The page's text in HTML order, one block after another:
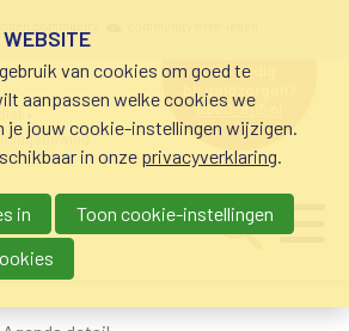
•
hulp nodig
bij geldzorgen?
0800-8115.nl
WEBSITE
van cookies om goed te
aanpassen welke cookies we
je jouw cookie-instellingen wijzigen.
in onze privacyverklaring.
in
Toon cookie-instellingen